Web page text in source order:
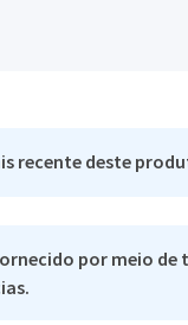
recente deste
por meio